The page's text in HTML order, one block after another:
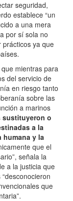
seguridad,
establece “un
a una mera
por sí sola no
prácticos ya que
mientras para
del servicio de
en riesgo tanto
sobre las
a marinos
sustituyeron o
a la
humana y la
que el
señala la
a la justicia que
que